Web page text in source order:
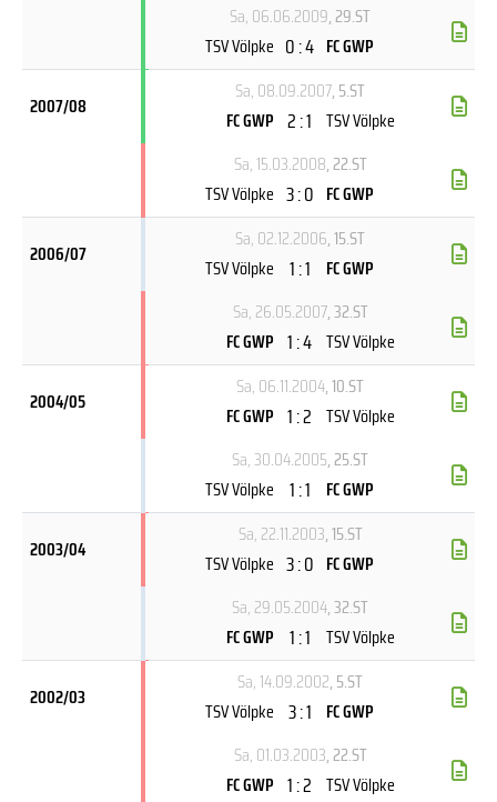
Sa, 06.06.2009, 29.ST
TSV Völpke 0 : 4 FC GWP
2007/08
Sa, 08.09.2007, 5.ST
FC GWP 2 : 1 TSV Völpke
Sa, 15.03.2008, 22.ST
TSV Völpke 3 : 0 FC GWP
2006/07
Sa, 02.12.2006, 15.ST
TSV Völpke 1 : 1
FC GWP
Sa, 26.05.2007, 32.ST
FC GWP 1 : 4 TSV Völpke
2004/05
Sa, 06.11.2004, 10.ST
FC GWP 1 : 2 TSV Völpke
Sa, 30.04.2005, 25.ST
TSV Völpke 1 : 1 FC GWP
2003/04
Sa, 22.11.2003, 15.ST
TSV Völpke 3 : 0 FC GWP
Sa, 29.05.2004, 32.ST
FC GWP 1 : 1 TSV Völpke
2002/03
Sa, 14.09.2002, 5.ST
TSV Völpke 3 : 1 FC GWP
Sa, 01.03.2003, 22.ST
FC GWP 1 : 2 TSV Völpke